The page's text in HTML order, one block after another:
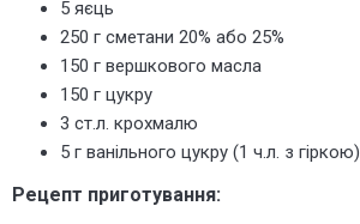
5 яєць
250 г сметани 20% або 25%
150 г вершкового масла
150 г цукру
3 ст.л. крохмалю
5 г ванільного цукру (1 ч.л. з гіркою)
Рецепт приготування: